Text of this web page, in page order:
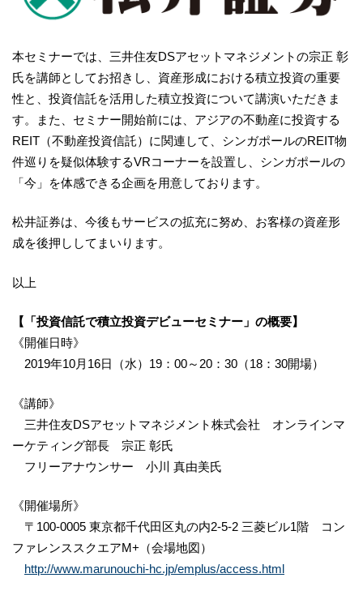
本セミナーでは、三井住友DSアセットマネジメントの宗正 彰
氏を講師としてお招きし、資産形成における積立投資の重要
性と、投資信託を活用した積立投資について講演いただきま
す。また、セミナー開始前には、アジアの不動産に投資する
REIT（不動産投資信託）に関連して、シンガポールのREIT物
件巡りを疑似体験するVRコーナーを設置し、シンガポールの
「今」を体感できる企画を用意しております。
松井証券は、今後もサービスの拡充に努め、お客様の資産形
成を後押ししてまいります。
以上
【「投資信託で積立投資デビューセミナー」の概要】
《開催日時》
2019年10月16日（水）19：00～20：30（18：30開場）
《講師》
三井住友DSアセットマネジメント株式会社 オンラインマ
ーケティング部長 宗正 彰氏
フリーアナウンサー 小川 真由美氏
《開催場所》
〒100-0005 東京都千代田区丸の内2-5-2 三菱ビル1階 コン
ファレンススクエアM+（会場地図）
http://www.marunouchi-hc.jp/emplus/access.html